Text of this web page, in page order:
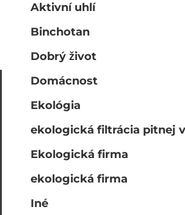
Aktivní uhlí
Binchotan
Dobrý život
Domácnost
Ekológia
ekologická filtrácia pitnej
Ekologická firma
ekologická firma
Iné